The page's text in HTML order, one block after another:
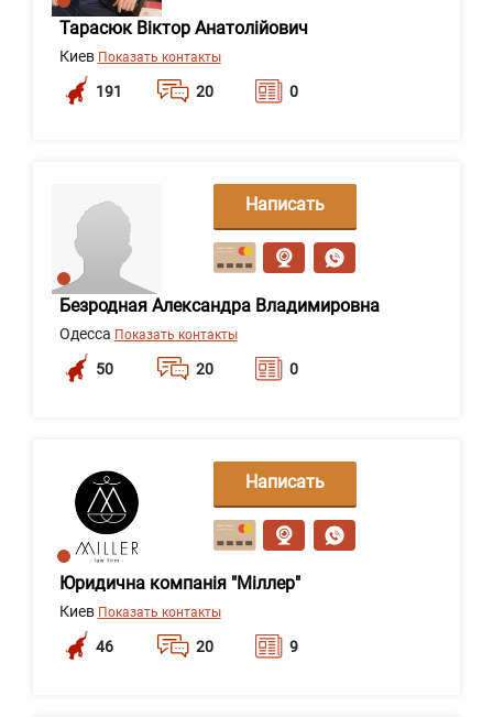
Тарасюк Віктор Анатолійович
Киев Показать контакты
191 20 0
Безродная Александра Владимировна
Одесса Показать контакты
50 20 0
Написать
сообщение
Юридична компанія "Міллер"
Киев Показать контакты
46 20 9
Написать
сообщение